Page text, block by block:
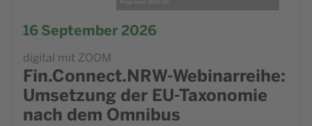
16September 2026
digital mit ZOOM
Fin.Connect.NRW-Webinarreihe:
Umsetzung der EU-Taxonomie
nach dem Omnibus